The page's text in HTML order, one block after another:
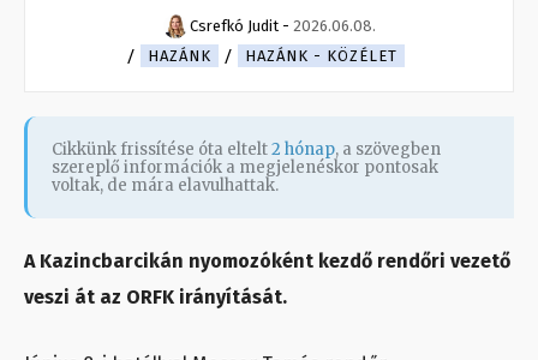
Csrefkó Judit - 2026.06.08.
HAZÁNK
HAZÁNK - KÖZÉLET
Cikkünk frissítése óta eltelt2 hónap, a szövegben
szereplő információk a megjelenéskor pontosak
voltak, de mára elavulhattak.
A Kazincbarcikán nyomozóként kezdő rendőri vezető
veszi át az ORFK irányítását.